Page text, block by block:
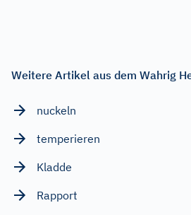
Weitere Artikel aus dem Wahrig
nuckeln
temperieren
Kladde
Rapport